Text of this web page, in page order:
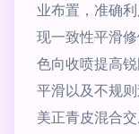
业布置，准确
现一致性平滑
色向收喷提高
平滑以及不规
美正青皮混合